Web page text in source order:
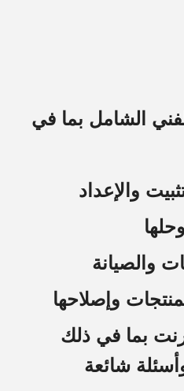
الشامل بما في
والإعداد
والصيانة
وإصلاحها
بما في ذلك
شائعة